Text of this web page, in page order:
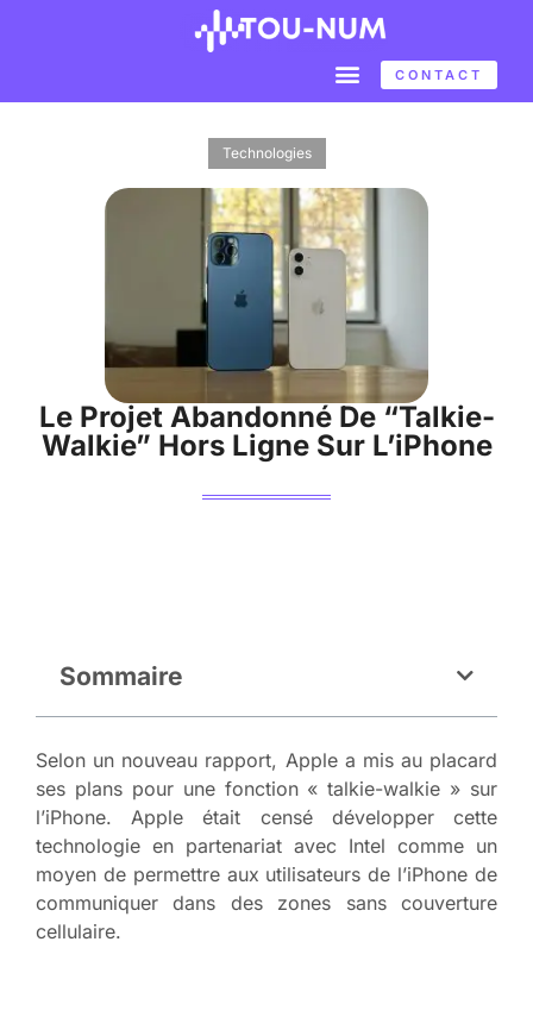
CONTACT
Technologies
Le Projet Abandonné De “talkie-
Walkie” Hors Ligne Sur L’iPhone
Sommaire
Selon un nouveau rapport, Apple a mis au placard
ses plans pour une fonction « talkie-walkie » sur
l’iPhone. Apple était censé développer cette
technologie en partenariat avec Intel comme un
moyen de permettre aux utilisateurs de l’iPhone de
communiquer dans des zones sans couverture
cellulaire.